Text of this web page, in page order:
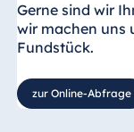
Gerne sind wir
wir machen uns
Fundstück.
zur Online-Abfrage